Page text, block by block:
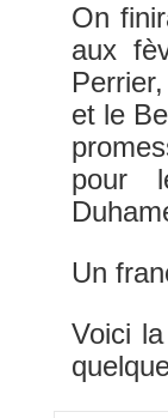
On
aux
et le
pour
Un
Voici